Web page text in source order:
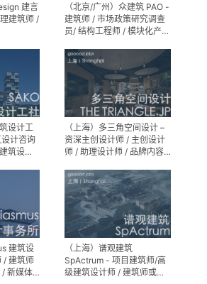
建言
建筑师 /
（北京/广州）众建筑 PAO -
建筑师 / 市场政策研究调查
员/ 结构工程师 / 模块化产品
师 / 机电工程师 / 实习生
设计工
计咨询
筑设计
（上海）多三角空间设计 –
资深主创设计师 / 主创设计
师 / 助理设计师 / 品牌内容
建筑设
/ 新媒体
（上海）谱观建筑
SpActrum - 项目建筑师/高
级建筑设计师 / 建筑师或助